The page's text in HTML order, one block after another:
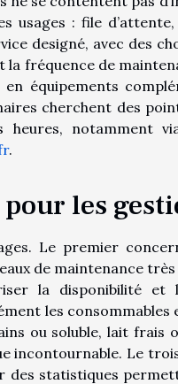
usages : file
designé, avec des
la fréquence de
équipements
cherchent des
notamment
.
pour les
Le premier
de maintenance
la disponibilité et
les
ou soluble, lait frais
incontournable. Le
des statistiques